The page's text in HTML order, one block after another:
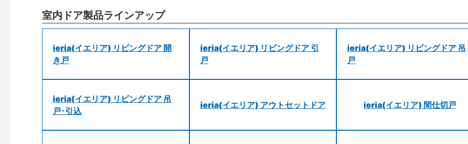
室内ドア製品ラインアップ
ieria(イエリア) リビングドア 開
き戸
ieria(イエリア) リビングドア 引
戸
ieria(イエリア) リビングドア 吊
戸
ieria(イエリア) リビングドア 吊
戸･引込
ieria(イエリア) アウトセットドア ieria(イエリア) 間仕切戸